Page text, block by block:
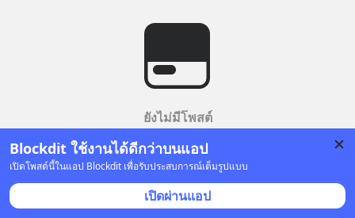
Blockdit ใช้งานได้ดีกว่าบนแอป
เปิดโพสต์นี้ในแอป Blockdit เพื่อรับประสบการณ์เต็มรูปแบบ
เปิดผ่านแอป
ยังไม่มีโพสต์